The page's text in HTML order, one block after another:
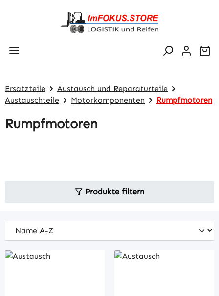
Zum Hauptinhalt springen
Ersatzteile
Austausch und Reparaturteile
Austauschteile
Motorkomponenten Rumpfmotoren
Rumpfmotoren
Produkte filtern